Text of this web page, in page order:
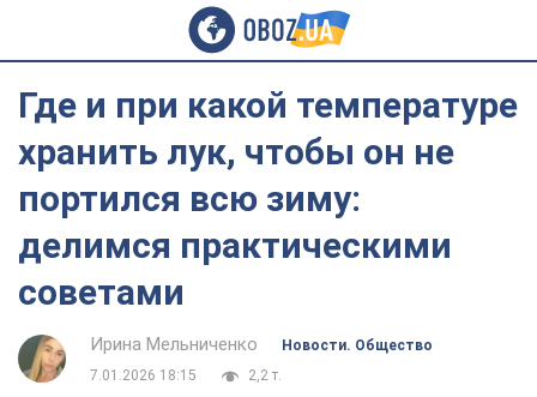
Где и при какой температуре
хранить лук, чтобы он не
портился всю зиму:
делимся практическими
советами
Ирина Мельниченко
Новости. Общество
7.01.2026 18:15
2,2 т.